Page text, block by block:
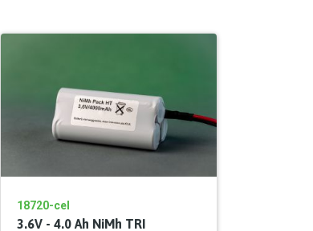
18720-cel
3.6V - 4.0 Ah NiMh TRI